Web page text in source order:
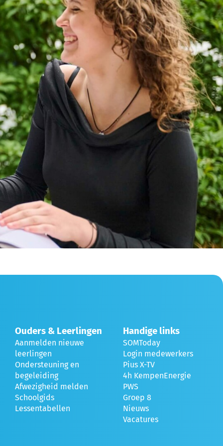
Ouders & Leerlingen
Aanmelden nieuwe
leerlingen
Ondersteuning en
begeleiding
Afwezigheid melden
Schoolgids
Lessentabellen
Handige links
SOMToday
Login medewerkers
Pius X-TV
4h KempenEnergie
PWS
Groep 8
Nieuws
Vacatures